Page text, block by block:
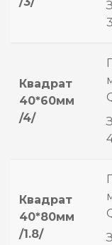
3
Квадрат
40*60мм
/4/
Квадрат
40*80мм
/1.8/